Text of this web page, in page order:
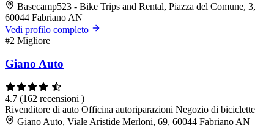
Basecamp523 - Bike Trips and Rental, Piazza del Comune, 3,
60044 Fabriano AN
Vedi profilo completo
#2 Migliore
Giano Auto
4.7 (162 recensioni )
Rivenditore di auto Officina autoriparazioni Negozio di biciclette
Giano Auto, Viale Aristide Merloni, 69, 60044 Fabriano AN